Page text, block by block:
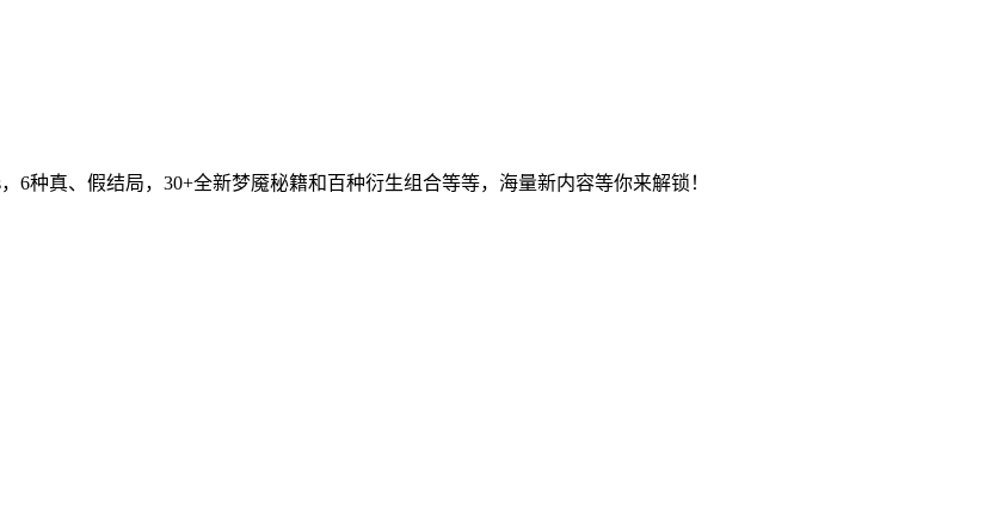
6种真、假结局，30+全新梦魇秘籍和百种衍生组合等等，海量新内容等你来解锁！